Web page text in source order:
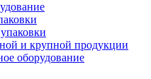
и крупной продукции
оборудование